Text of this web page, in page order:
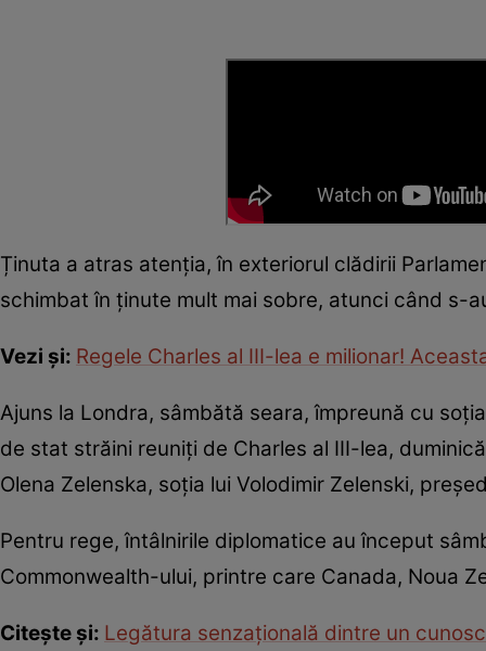
Ținuta a atras atenția, în exteriorul clădirii
schimbat în ținute mult mai sobre, atunci când s-
Vezi și: Regele Charles al III-lea e milionar!
Ajuns la Londra, sâmbătă seara, împreună cu
de stat străini reuniţi de Charles al III-lea,
Olena Zelenska, soția lui Volodimir Zelenski,
Pentru rege, întâlnirile diplomatice au început
Commonwealth-ului, printre care Canada, Noua
Citește și: Legătura senzațională dintre un